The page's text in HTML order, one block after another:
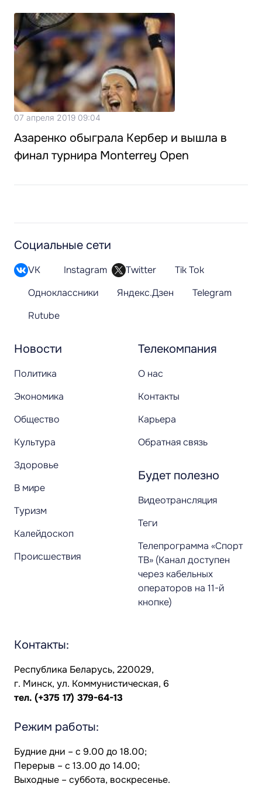
07 апреля 2019 09:04
Азаренко обыграла Кербер и вышла в
финал турнира Monterrey Open
Новости
Политика
Экономика
Общество
Культура
Здоровье
В мире
Туризм
Калейдоскоп
Происшествия
Телекомпания
О нас
Контакты
Карьера
Обратная связь
Будет полезно
Видеотрансляция
Теги
Телепрограмма «Спорт
ТВ» (Канал доступен
через кабельных
операторов на 11-й
кнопке)
Социальные сети
VK Instagram Twitter
Tik Tok
Одноклассники
Яндекс.Дзен
Telegram
Rutube
Контакты:
Республика Беларусь, 220029,
г. Минск, ул. Коммунистическая, 6
тел. (+375 17) 379-64-13
Режим работы:
Будние дни – с 9.00 до 18.00;
Перерыв – с 13.00 до 14.00;
Выходные – суббота, воскресенье.